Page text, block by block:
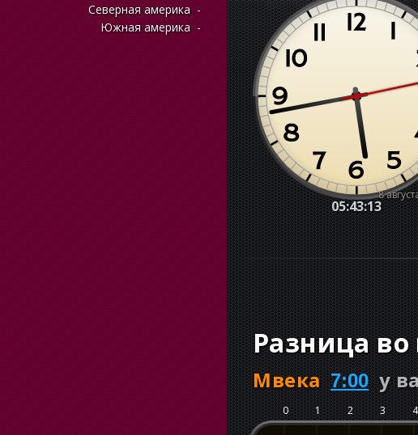
Северная америка
Южная америка
05:43:14
8
Разница
Мвека 7:00 у
0 1 2 3 4